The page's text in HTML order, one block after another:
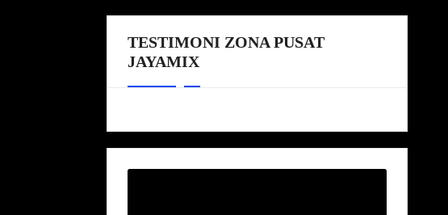
TESTIMONI ZONA PUSAT
JAYAMIX